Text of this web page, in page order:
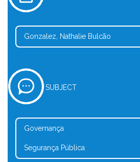
Gonzalez, Nathalie Bulcão
SUBJECT
Governança
Segurança Pública